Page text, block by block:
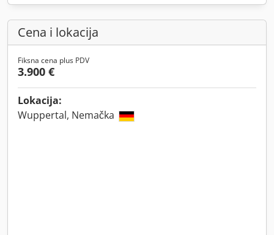
Cena i lokacija
Fiksna cena plus PDV
3.900 €
Lokacija:
Wuppertal, Nemačka